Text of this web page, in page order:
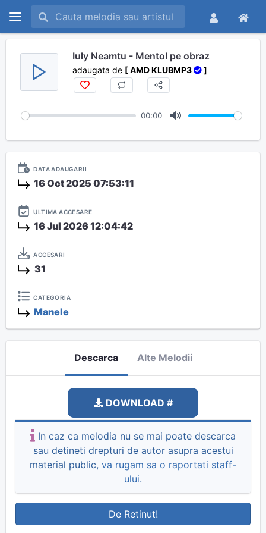
Iuly Neamtu - Mentol pe obraz
adaugata de [ AMD KLUBMP3 ]
00:00
u
DATA ADAUGARII
16 Oct 2025 07:53:11
ULTIMA ACCESARE
16 Jul 2026 12:04:42
ACCESARI
31
CATEGORIA
Manele
Descarca Alte Melodii
DOWNLOAD #
In caz ca melodia nu se mai poate descarca
sau detineti drepturi de autor asupra acestui
material public, va rugam sa o raportati staff-
ului.
De Retinut!